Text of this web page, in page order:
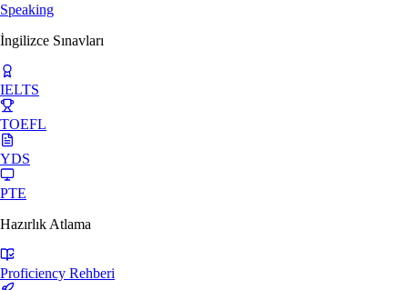
Speaking
İngilizce Sınavları
IELTS
TOEFL
YDS
PTE
Hazırlık Atlama
Proficiency Rehberi